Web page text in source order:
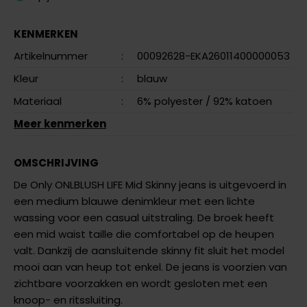
KENMERKEN
Artikelnummer
:
00092628-EKA26011400000053
Kleur
:
blauw
Materiaal
: 6% polyester / 92% katoen
Meer kenmerken
OMSCHRIJVING
De Only ONLBLUSH LIFE Mid Skinny jeans is uitgevoerd in
een medium blauwe denimkleur met een lichte
wassing voor een casual uitstraling. De broek heeft
een mid waist taille die comfortabel op de heupen
valt. Dankzij de aansluitende skinny fit sluit het model
mooi aan van heup tot enkel. De jeans is voorzien van
zichtbare voorzakken en wordt gesloten met een
knoop- en ritssluiting.